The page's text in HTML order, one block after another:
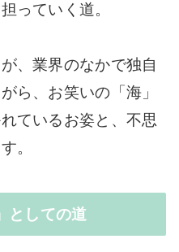
っていく道。
、業界のなかで独自
ら、お笑いの「海」
ているお姿と、不思
。
としての道